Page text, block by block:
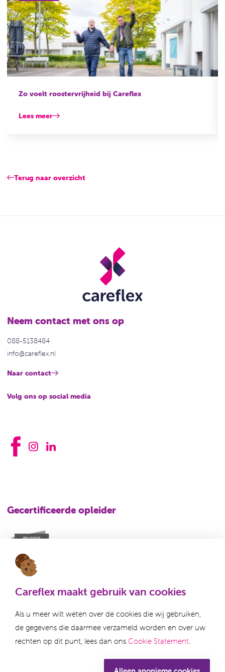
Careflex maakt gebruik van cookies
Als u meer wilt weten over de cookies die wij gebruiken,
de gegevens die daarmee verzameld worden en over uw
rechten op dit punt, lees dan ons Cookie Statement
Zo voelt roostervrijheid bij Careflex
Lees meer
Terug naar overzicht
Neem contact met ons op
088-5138484
info@careflex.nl
Naar contact
Volg ons op social media
Gecertificeerde opleider
Disclaimer
Klachtenregeling